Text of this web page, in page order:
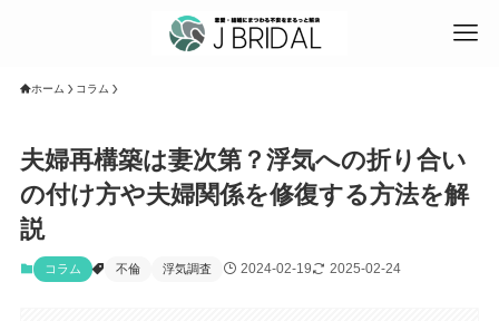
ホーム コラム
夫婦再構築は妻次第？浮気への折り合い
の付け方や夫婦関係を修復する方法を解
説
コラム 不倫 浮気調査 2024-02-19 2025-02-24